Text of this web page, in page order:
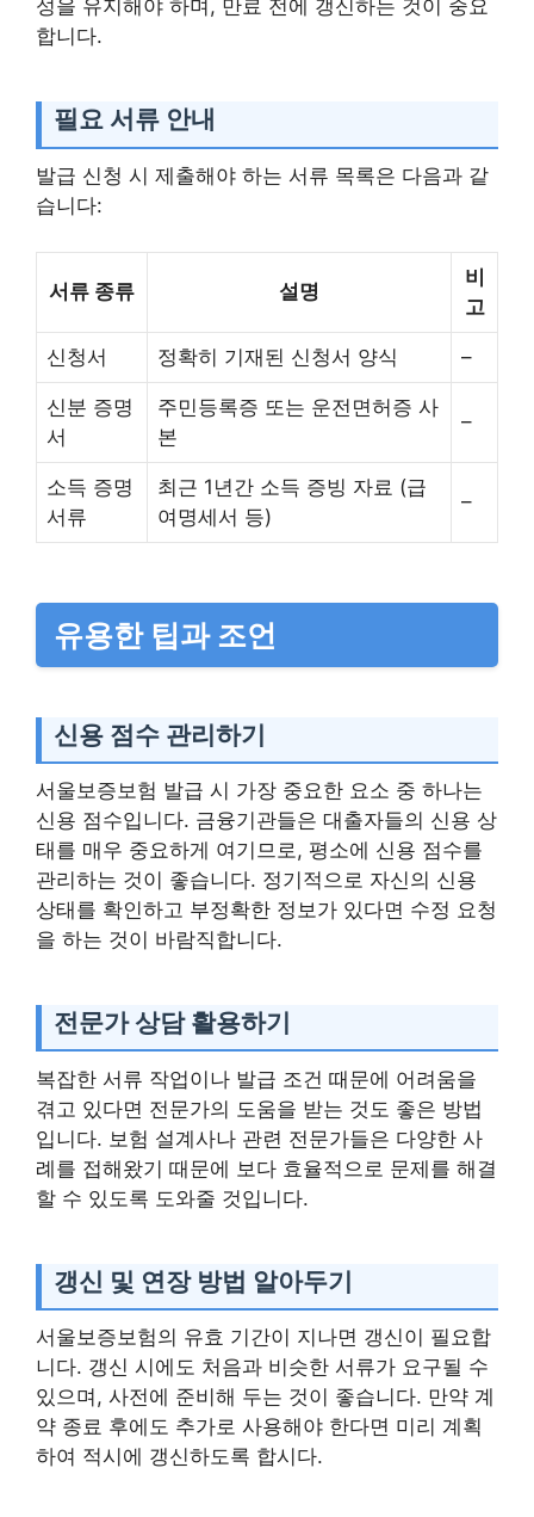
성을 유지해야 하며, 만료 전에 갱신하는 것이 중요
합니다.
필요 서류 안내
발급 신청 시 제출해야 하는 서류 목록은 다음과 같
습니다:
서류 종류 설명
비
고
신청서 정확히 기재된 신청서 양식 –
신분 증명
서
주민등록증 또는 운전면허증 사
본
–
소득 증명
서류
최근 1년간 소득 증빙 자료 (급
여명세서 등)
–
유용한 팁과 조언
신용 점수 관리하기
서울보증보험 발급 시 가장 중요한 요소 중 하나는
신용 점수입니다. 금융기관들은 대출자들의 신용 상
태를 매우 중요하게 여기므로, 평소에 신용 점수를
관리하는 것이 좋습니다. 정기적으로 자신의 신용
상태를 확인하고 부정확한 정보가 있다면 수정 요청
을 하는 것이 바람직합니다.
전문가 상담 활용하기
복잡한 서류 작업이나 발급 조건 때문에 어려움을
겪고 있다면 전문가의 도움을 받는 것도 좋은 방법
입니다. 보험 설계사나 관련 전문가들은 다양한 사
례를 접해왔기 때문에 보다 효율적으로 문제를 해결
할 수 있도록 도와줄 것입니다.
갱신 및 연장 방법 알아두기
서울보증보험의 유효 기간이 지나면 갱신이 필요합
니다. 갱신 시에도 처음과 비슷한 서류가 요구될 수
있으며, 사전에 준비해 두는 것이 좋습니다. 만약 계
약 종료 후에도 추가로 사용해야 한다면 미리 계획
하여 적시에 갱신하도록 합시다.